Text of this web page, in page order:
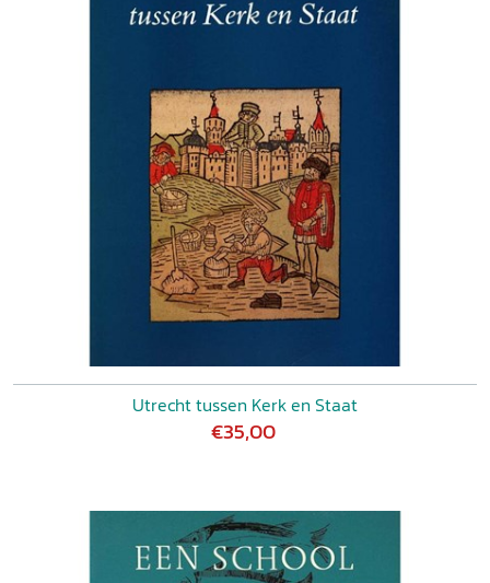
Utrecht tussen Kerk en Staat
€35,00